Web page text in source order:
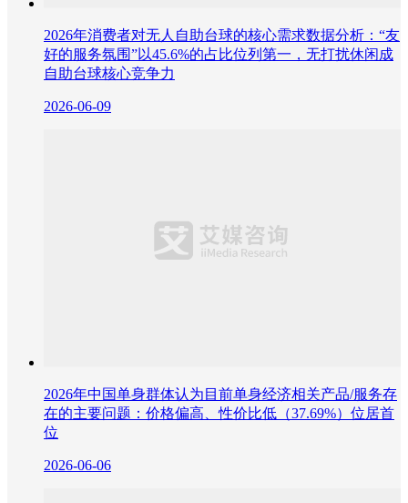
2026年消费者对无人自助台球的核心需求数据分析：“友
好的服务氛围”以45.6%的占比位列第一，无打扰休闲成
自助台球核心竞争力
2026-06-09
2026年中国单身群体认为目前单身经济相关产品/服务存
在的主要问题：价格偏高、性价比低（37.69%）位居首
位
2026-06-06